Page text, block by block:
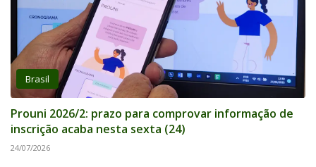
Brasil
Prouni 2026/2: prazo para comprovar informação de
inscrição acaba nesta sexta (24)
24/07/2026